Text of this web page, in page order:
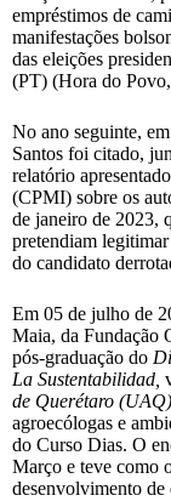
empréstimos de
manifestações
das eleições
(PT) (Hora do
No ano seguinte,
Santos foi citado,
relatório
(CPMI) sobre os
de janeiro de 2023,
pretendiam
do candidato
Em 05 de julho de
Maia, da Fundação
pós-graduação do
La Sustentabilidad,
de Querétaro (UAQ),
agroecólogas e
do Curso Dias. O
Março e teve como
desenvolvimento